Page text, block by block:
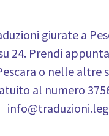
giurate a
24. Prendi
o nelle altre
al numero